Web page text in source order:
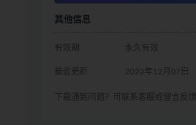
其他信息
有效期 永久有效
最近更新 2022年12月07日
下载遇到问题？可联系客服或留言反馈